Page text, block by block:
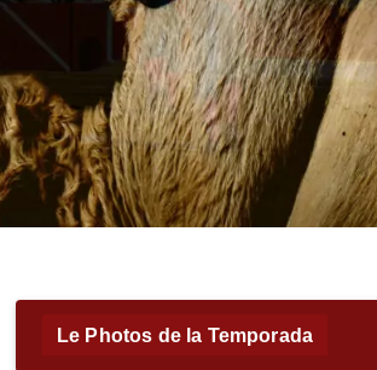
Le Photos de la Temporada